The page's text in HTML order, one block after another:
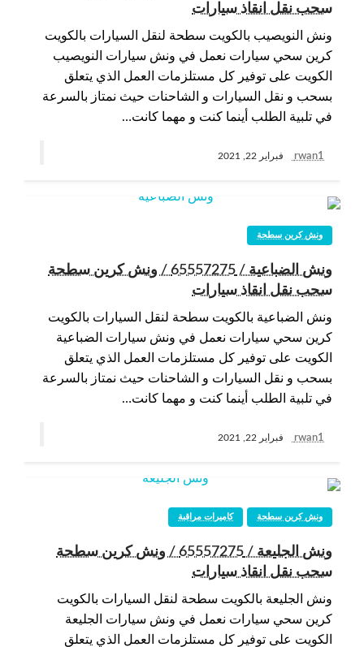
سحب نقل انقاذ سيارات
ونش النويصيب بالكويت سطحة لنقل السيارات بالكويت
كرين سحي سيارات نعمل في ونش سيارات النويصيب
الكويت على توفير كل مستلزمات العمل الذي يتعلق
بسحب و نقل السيارات و الشاحنات حيث نمتاز بالسرعة
في تلبية الطلب أينما كنت و مهما كانت…
rwan1 فبراير 22, 2021
ونش كرين سطحة
ونش الضباعية / 65557275 / ونش كرين سطحة
سحب نقل انقاذ سيارات
ونش الضباعية بالكويت سطحة لنقل السيارات بالكويت
كرين سحي سيارات نعمل في ونش سيارات الضباعية
الكويت على توفير كل مستلزمات العمل الذي يتعلق
بسحب و نقل السيارات و الشاحنات حيث نمتاز بالسرعة
في تلبية الطلب أينما كنت و مهما كانت…
rwan1 فبراير 22, 2021
كاميرات مراقبة ونش كرين سطحة
ونش الجليعة / 65557275 / ونش كرين سطحة
سحب نقل انقاذ سيارات
ونش الجليعة بالكويت سطحة لنقل السيارات بالكويت
كرين سحي سيارات نعمل في ونش سيارات الجليعة
الكويت على توفير كل مستلزمات العمل الذي يتعلق